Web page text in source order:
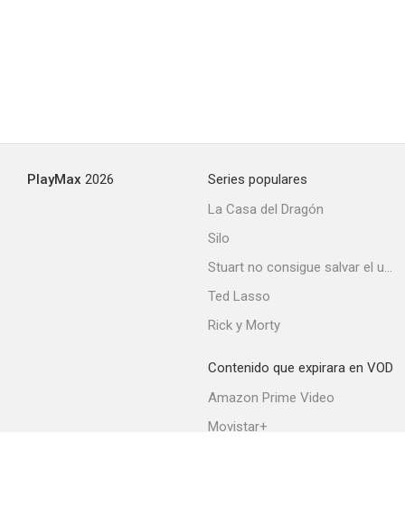
PlayMax 2026
Series populares
La Casa del Dragón
Silo
Stuart no consigue salvar el universo
Ted Lasso
Rick y Morty
Contenido que expirara en VOD
Amazon Prime Video
Movistar+